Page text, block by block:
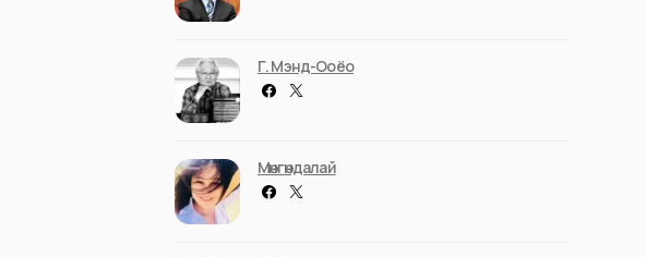
Г. Мэнд-Ооёо
Мөнгөндалай